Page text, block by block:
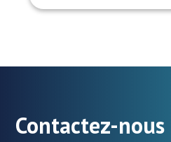
Contactez-nous